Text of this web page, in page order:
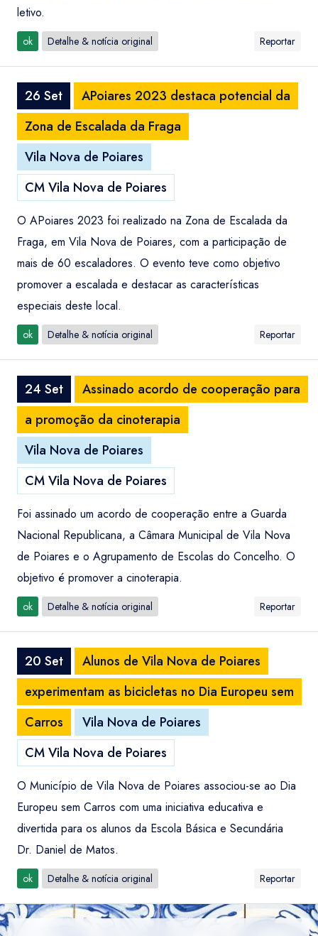
letivo.
ok Detalhe & notícia original Reportar
26 Set
APoiares 2023 destaca potencial da
Zona de Escalada da Fraga
Vila Nova de Poiares
CM Vila Nova de Poiares
O APoiares 2023 foi realizado na Zona de Escalada da
Fraga, em Vila Nova de Poiares, com a participação de
mais de 60 escaladores. O evento teve como objetivo
promover a escalada e destacar as características
especiais deste local.
ok Detalhe & notícia original Reportar
24 Set
Assinado acordo de cooperação para
a promoção da cinoterapia
Vila Nova de Poiares
CM Vila Nova de Poiares
Foi assinado um acordo de cooperação entre a Guarda
Nacional Republicana, a Câmara Municipal de Vila Nova
de Poiares e o Agrupamento de Escolas do Concelho. O
objetivo é promover a cinoterapia.
ok Detalhe & notícia original Reportar
20 Set
Alunos de Vila Nova de Poiares
experimentam as bicicletas no Dia Europeu sem
Carros
Vila Nova de Poiares
CM Vila Nova de Poiares
O Município de Vila Nova de Poiares associou-se ao Dia
Europeu sem Carros com uma iniciativa educativa e
divertida para os alunos da Escola Básica e Secundária
Dr. Daniel de Matos.
ok Detalhe & notícia original Reportar